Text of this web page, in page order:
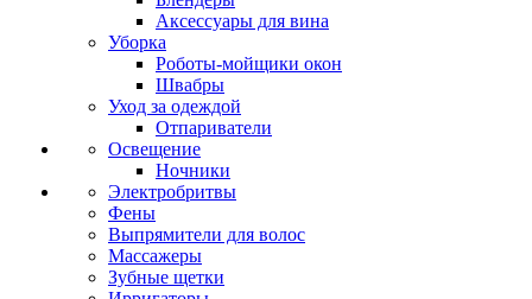
Аксессуары для вина
Уборка
Роботы-мойщики окон
Швабры
Уход за одеждой
Отпариватели
Освещение
Ночники
Электробритвы
Фены
Выпрямители для волос
Массажеры
Зубные щетки